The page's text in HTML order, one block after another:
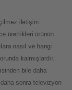
iletişim
ürettikleri ürünün
nasıl ve hangi
kalmışlardır.
bile daha
sonra televizyon